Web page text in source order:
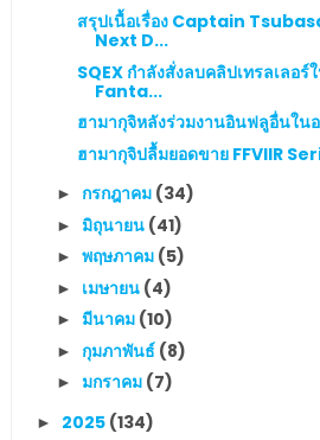
สรุปเนื้อเรื่อง Captain
Next D...
SQEX กำลังสั่งลบคลิปเทรลเลอ
Fanta...
ฮามากุจิหลังร่วมงานอินฟลูอื่นใน
ฮามากุจิปลื้มยอดขาย FFVIIR
► กรกฎาคม (34)
► มิถุนายน (41)
► พฤษภาคม (5)
► เมษายน (4)
► มีนาคม (10)
► กุมภาพันธ์ (8)
► มกราคม (7)
► 2025 (134)